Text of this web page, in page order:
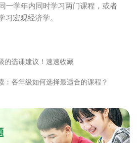
一学年内同时学习两门课程，或者
习宏观经济学。
的选课建议！速速收藏
：各年级如何选择最适合的课程？